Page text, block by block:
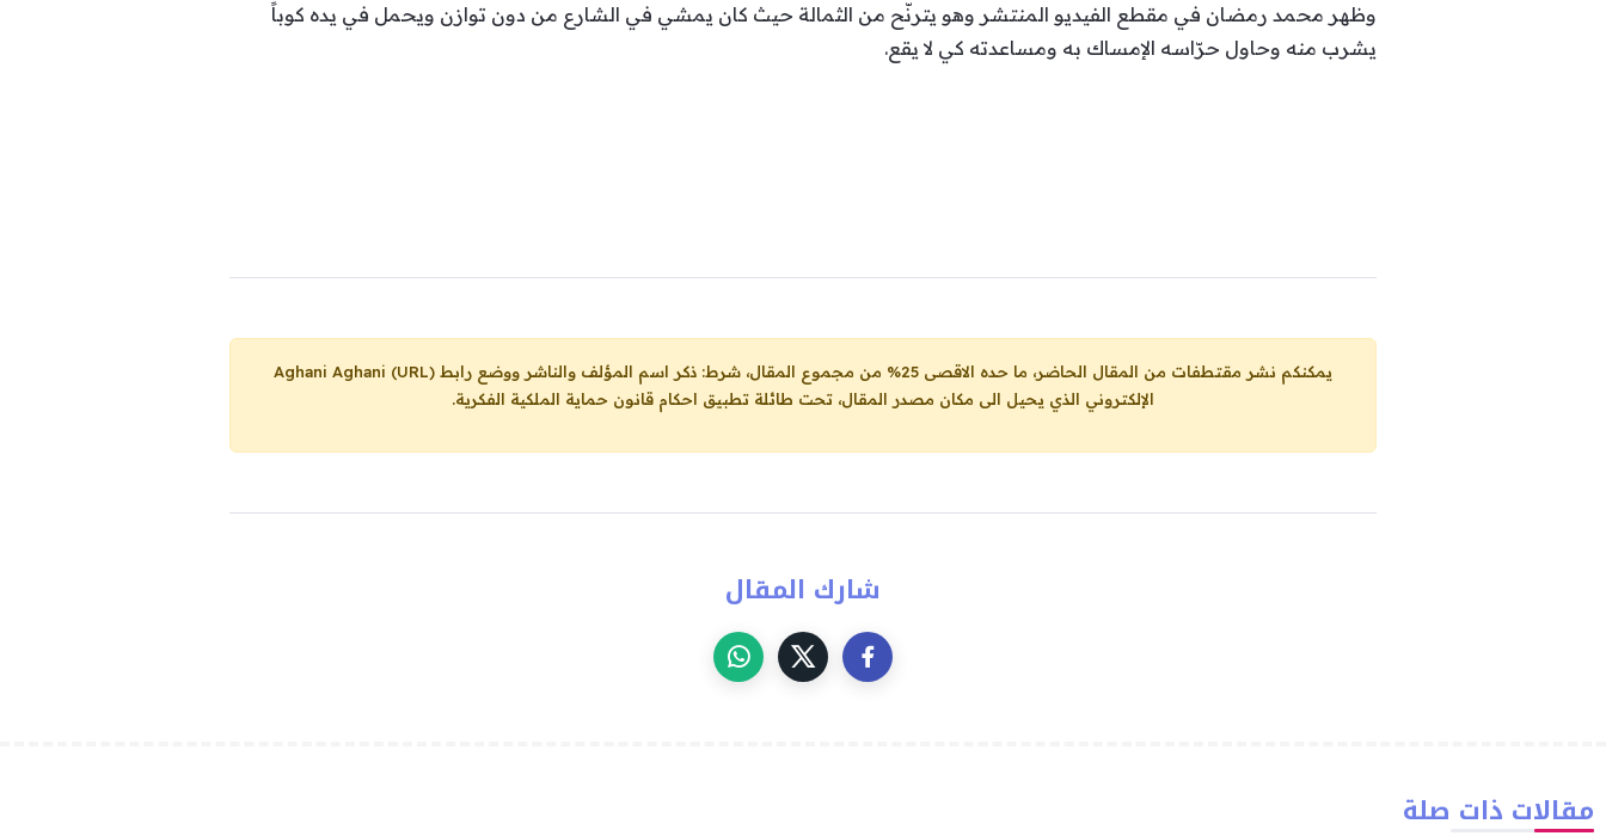
وظهر محمد رمضان في مقطع الفيديو المنتشر وهو يترنّح من الثمالة حيث كان يمشي في الشارع من دون توازن ويحمل في يده كوباً
يشرب منه وحاول حرّاسه الإمساك به ومساعدته كي لا يقع.
يمكنكم نشر مقتطفات من المقال الحاضر، ما حده الاقصى 25% من مجموع المقال، شرط: ذكر اسم المؤلف والناشر ووضع رابط
Aghani Aghani (URL)
الإلكتروني الذي يحيل الى مكان مصدر المقال، تحت طائلة تطبيق احكام قانون حماية الملكية الفكرية.
شارك المقال
مقالات ذات صلة